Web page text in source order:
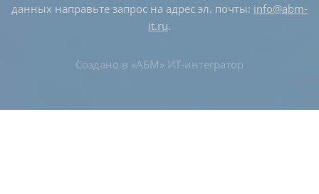
данных направьте запрос на адрес эл. почты: info@abm-
it.ru.
Создано в «АБМ» ИТ-интегратор